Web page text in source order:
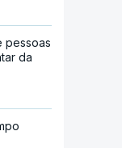
pessoas
da